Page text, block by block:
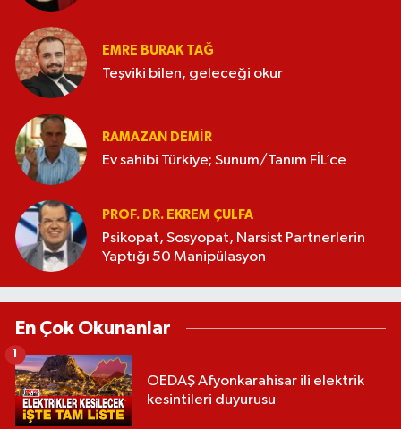
EMRE BURAK TAĞ
Teşviki bilen, geleceği okur
RAMAZAN DEMİR
Ev sahibi Türkiye; Sunum/Tanım FİL’ce
PROF. DR. EKREM ÇULFA
Psikopat, Sosyopat, Narsist Partnerlerin
Yaptığı 50 Manipülasyon
En Çok Okunanlar
OEDAŞ Afyonkarahisar ili elektrik
kesintileri duyurusu
1